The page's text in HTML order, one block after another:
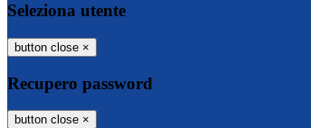
Seleziona utente
button close ×
Recupero password
button close ×